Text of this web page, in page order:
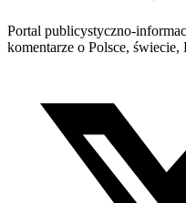
Portal publicystyczno-
komentarze o Polsce,